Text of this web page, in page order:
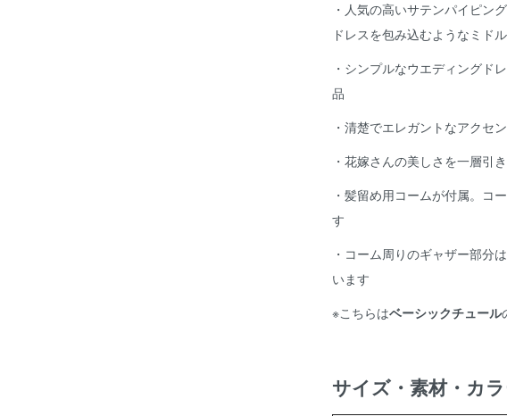
・人気の高いサテンパイピン
ドレスを包み込むようなミド
・シンプルなウエディングド
品
・清楚でエレガントなアクセ
・花嫁さんの美しさを一層引
・髪留め用コームが付属。コ
す
・コーム周りのギャザー部分
います
※こちらはベーシックチュール
サイズ・素材・カ